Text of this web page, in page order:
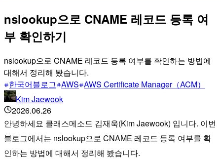
nslookup으로 CNAME 레코드 등록 여
부 확인하기
nslookup으로 CNAME 레코드 등록 여부를 확인하는 방법에
대해서 정리해 봤습니다.
한국어블로그 AWS AWS Certificate Manager（ACM）
Kim Jaewook
2026.06.26
안녕하세요 클래스메소드 김재욱(Kim Jaewook) 입니다. 이번
블로그에서는 nslookup으로 CNAME 레코드 등록 여부를 확
인하는 방법에 대해서 정리해 봤습니다.